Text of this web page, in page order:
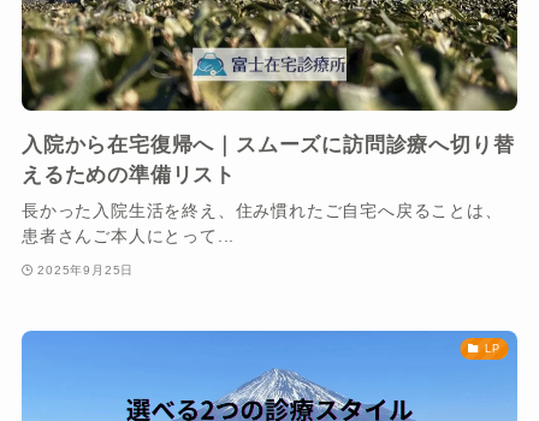
入院から在宅復帰へ｜スムーズに訪問診療へ切り替
えるための準備リスト
長かった入院生活を終え、住み慣れたご自宅へ戻ることは、
患者さんご本人にとって...
2025年9月25日
LP